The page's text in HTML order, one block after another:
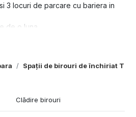
Spații de birouri de închiriat
3 locuri de parcare cu bariera in
de o luna .
Clădire birouri